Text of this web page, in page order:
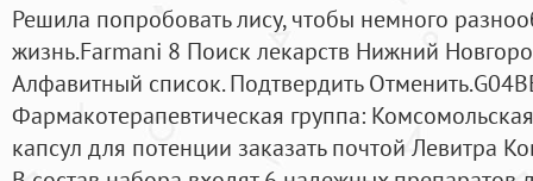
Решила попробовать лису, чтобы немного
жизнь.Farmani 8 Поиск лекарств Нижний
Алфавитный список. Подтвердить
Фармакотерапевтическая группа:
капсул для потенции заказать почтой Левитра